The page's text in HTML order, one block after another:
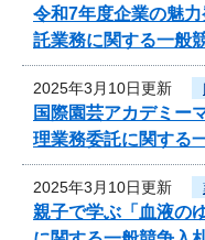
令和7年度企業の魅
託業務に関する一般
2025年3月10日更新
国際園芸アカデミー
理業務委託に関する
2025年3月10日更新
親子で学ぶ「血液の